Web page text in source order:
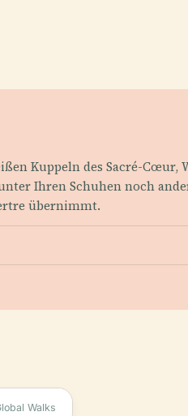
Kuppeln des Sacré-Cœur,
Ihren Schuhen noch
übernimmt.
Walks